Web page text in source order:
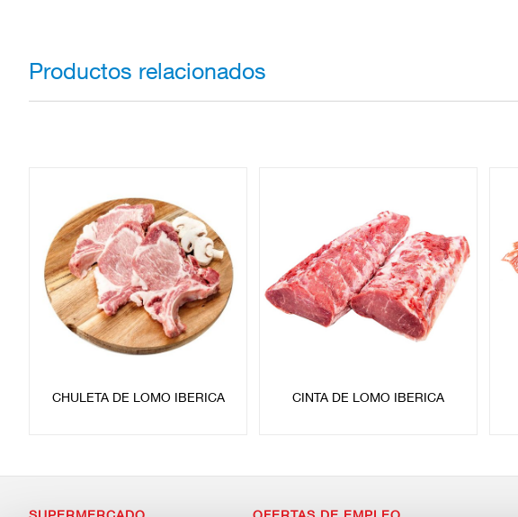
Productos relacionados
CHULETA DE LOMO IBERICA CINTA DE LOMO IBERICA